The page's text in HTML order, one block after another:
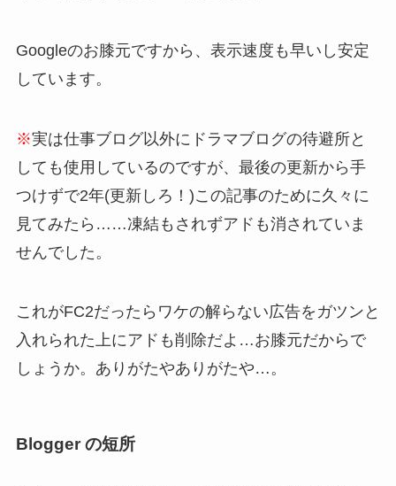
Googleのお膝元ですから、表示速度も早いし安定
しています。
※実は仕事ブログ以外にドラマブログの待避所と
しても使用しているのですが、最後の更新から手
つけずで2年(更新しろ！)この記事のために久々に
見てみたら……凍結もされずアドも消されていま
せんでした。
これがFC2だったらワケの解らない広告をガツンと
入れられた上にアドも削除だよ…お膝元だからで
しょうか。ありがたやありがたや…。
Blogger の短所